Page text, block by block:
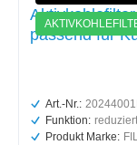
passend für
Art.-Nr.:
Funktion:
Produkt Marke: